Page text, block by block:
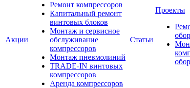
Акции
Ремонт компрессоров
Капитальный ремонт
винтовых блоков
Монтаж и сервисное
обслуживание
компрессоров
Монтаж пневмолиний
TRADE-IN винтовых
компрессоров
Аренда компрессоров
Статьи
Проекты